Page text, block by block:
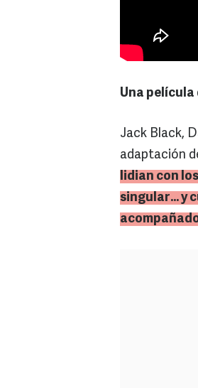
Una
Jack Black,
adaptación
lidian con
singular… y